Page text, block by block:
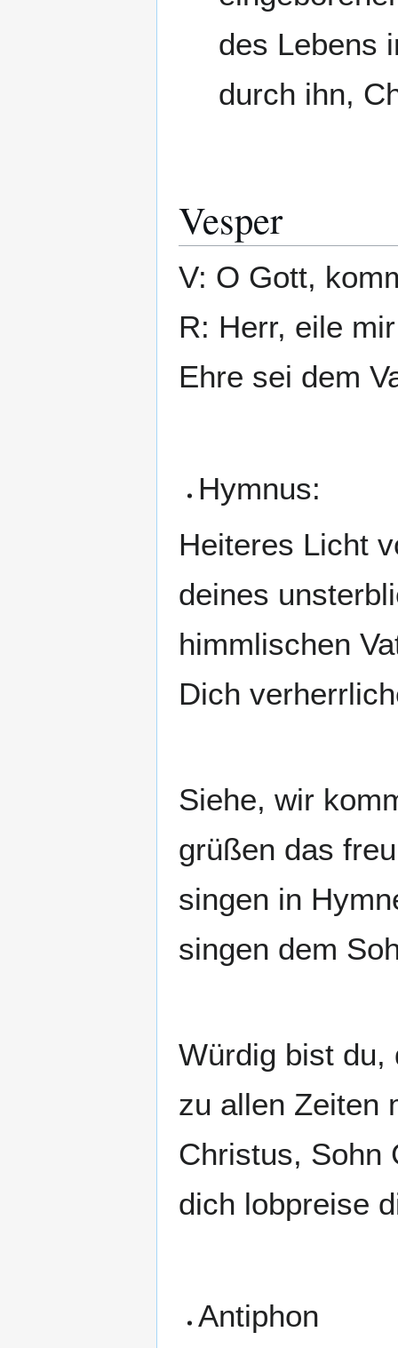
des Lebens
durch ihn,
Vesper
V: O Gott,
R: Herr, eile
Ehre sei dem
Hymnus:
Heiteres Licht
deines
himmlischen
Dich
Siehe, wir
grüßen das
singen in
singen dem
Würdig bist du,
zu allen Zeiten
Christus, Sohn
dich lobpreise
Antiphon